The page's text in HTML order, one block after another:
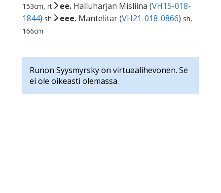
153cm, rt
ee. Halluharjan Misliina (VH15-018-
1844) sh eee. Mantelitar (VH21-018-0866) sh,
166cm
Runon Syysmyrsky on virtuaalihevonen. Se
ei ole oikeasti olemassa.